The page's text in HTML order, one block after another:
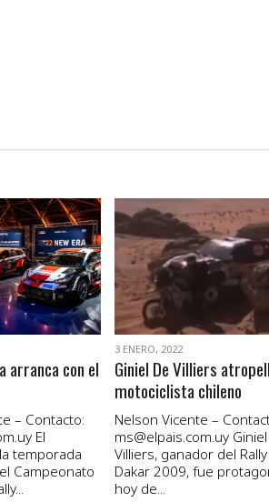
NOTA
arranca con el
– Contacto:
El
temporada
Campeonato
VER NOTA
3 ENERO, 2022
Giniel De Villiers
motociclista chileno
Nelson Vicente –
ms@elpais.com.uy
Villiers, ganador del Rally
Dakar 2009, fue
hoy de...